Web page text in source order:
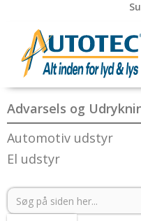
Advarsels og
Automotiv udstyr
El udstyr